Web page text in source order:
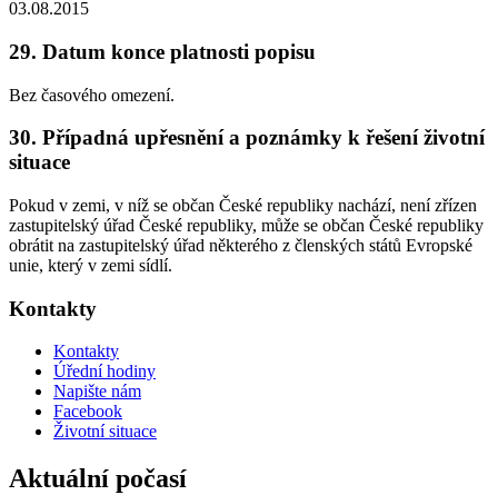
03.08.2015
29. Datum konce platnosti popisu
Bez časového omezení.
30. Případná upřesnění a poznámky k řešení životní
situace
Pokud v zemi, v níž se občan České republiky nachází, není zřízen
zastupitelský úřad České republiky, může se občan České republiky
obrátit na zastupitelský úřad některého z členských států Evropské
unie, který v zemi sídlí.
Kontakty
Kontakty
Úřední hodiny
Napište nám
Facebook
Životní situace
Aktuální počasí